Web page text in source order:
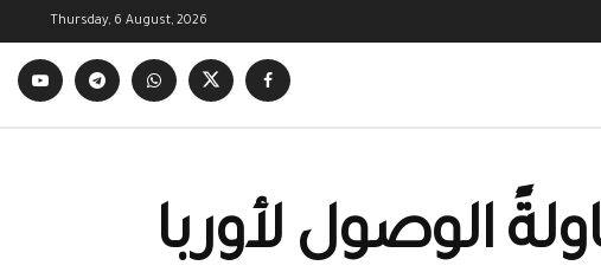
Thursday, 6 August, 2026
الوصول لأوربا